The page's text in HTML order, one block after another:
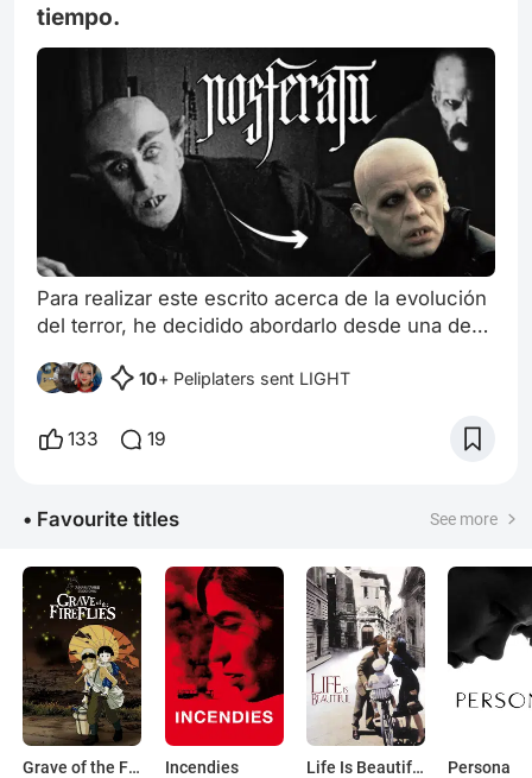
tiempo.
Para realizar este escrito acerca de la evolución
del terror, he decidido abordarlo desde una de
hecho en la historia de este género
con tres historias diferentes en la que cada una
Nosferatu es esa película que ha pasado d
10+ Peliplaters sent LIGHT
133 19
• Favourite titles See more
Grave of the Fireflies Incendies Life Is Beautiful Persona